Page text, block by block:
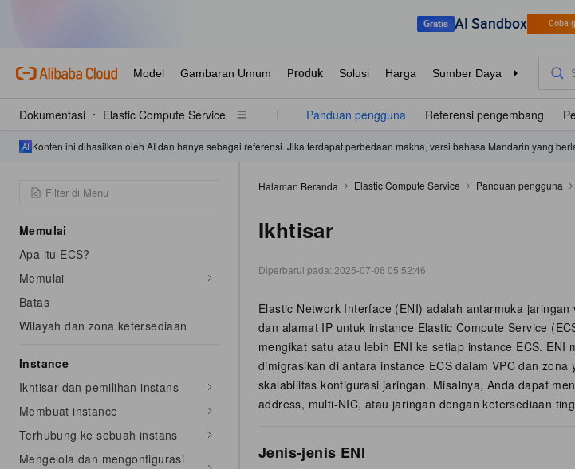
Dokumentasi Elastic Compute Service Panduan pengguna Referensi pengembang
Konten ini dihasilkan oleh AI dan hanya sebagai referensi. Jika terdapat perbedaan makna, versi bahasa Mandarin yang
Memulai
Apa itu ECS?
Memulai
Batas
Wilayah dan zona ketersediaan
Instance
Ikhtisar dan pemilihan instans
Membuat instance
Terhubung ke sebuah instans
Mengelola dan mengonfigurasi
Halaman Beranda Elastic Compute Service Panduan pengguna
Ikhtisar
Diperbarui pada: 2025-07-06 05:52:46
Elastic Network Interface (ENI) adalah antarmuka
dan alamat IP untuk instance Elastic Compute Service
mengikat satu atau lebih ENI ke setiap instance ECS.
dimigrasikan di antara instance ECS dalam VPC dan
skalabilitas konfigurasi jaringan. Misalnya, Anda dapat
address, multi-NIC, atau jaringan dengan ketersediaan
Jenis-jenis ENI